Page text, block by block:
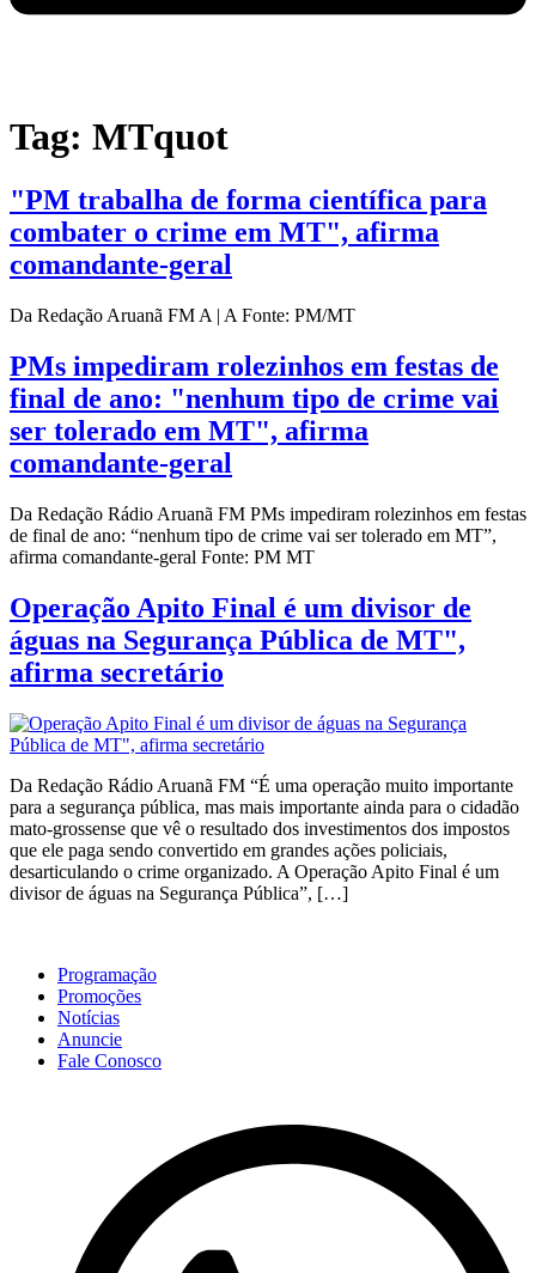
Tag: MTquot
"PM trabalha de forma científica para
combater o crime em MT", afirma
comandante-geral
Da Redação Aruanã FM A | A Fonte: PM/MT
PMs impediram rolezinhos em festas de
final de ano: "nenhum tipo de crime vai
ser tolerado em MT", afirma
comandante-geral
Da Redação Rádio Aruanã FM PMs impediram rolezinhos em festas
de final de ano: “nenhum tipo de crime vai ser tolerado em MT”,
afirma comandante-geral Fonte: PM MT
Operação Apito Final é um divisor de
águas na Segurança Pública de MT",
afirma secretário
Da Redação Rádio Aruanã FM “É uma operação muito importante
para a segurança pública, mas mais importante ainda para o cidadão
mato-grossense que vê o resultado dos investimentos dos impostos
que ele paga sendo convertido em grandes ações policiais,
desarticulando o crime organizado. A Operação Apito Final é um
divisor de águas na Segurança Pública”, […]
Programação
Promoções
Notícias
Anuncie
Fale Conosco